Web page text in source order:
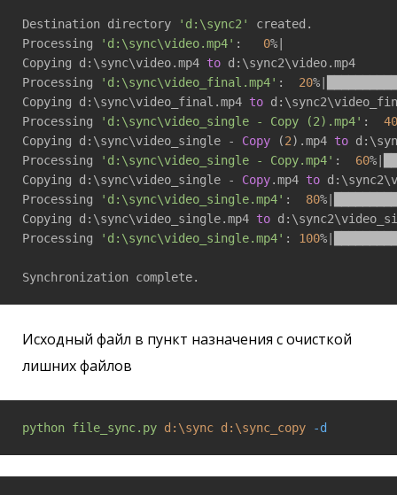
Destination directory 'd:\sync2'
created.
Processing
'd:\sync\video.mp4' : 0%|
Copying d:\sync\video.mp4 to d:\sync2\video.mp4
Processing
'd:\sync\video_final.mp4' : 20
Copying d:\sync\video_final.mp4 to
Processing
'd:\sync\video_single - Copy (2).mp4' : 40
Copying d:\sync\video_single - Copy (2).mp4 to
Processing
'd:\sync\video_single - Copy.mp4' : 60
Copying d:\sync\video_single - Copy.mp4 to
Processing
'd:\sync\video_single.mp4' : 80
Copying d:\sync\video_single.mp4 to
Processing
'd:\sync\video_single.mp4' : 100
Synchronization complete.
Исходный файл в пункт назначения с очисткой
лишних файлов
python file_sync.py d:\sync d:\sync_copy -d